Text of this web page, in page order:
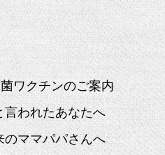
ワクチンのご案内
われたあなたへ
のママパパさんへ